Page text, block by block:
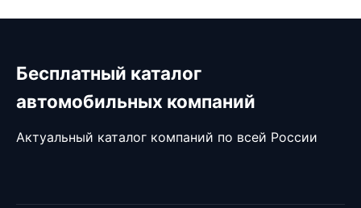
Бесплатный каталог
автомобильных компаний
Актуальный каталог компаний по всей России